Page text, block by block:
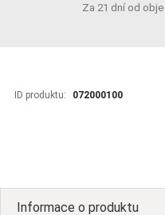
Za 21 dní od
ID produktu: 072000100
Informace o produktu